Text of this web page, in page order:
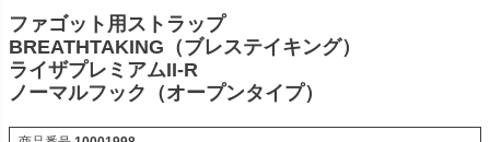
ファゴット用ストラップ
BREATHTAKING（ブレステイキング）
ライザプレミアムII-R
ノーマルフック（オープンタイプ）